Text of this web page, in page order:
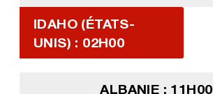
IDAHO (ÉTATS-
UNIS) : 02H00
ALBANIE : 11H00